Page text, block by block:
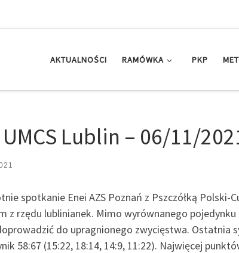
AKTUALNOŚCI RAMÓWKA PKP
Lublin – 06/11/
spotkanie Enei AZS Poznań z Pszczółką Polski-
z rzędu lublinianek. Mimo wyrównanego pojedynku
do upragnionego zwycięstwa. Ostatnia
58:67 (15:22, 18:14, 14:9, 11:22). Najwięcej